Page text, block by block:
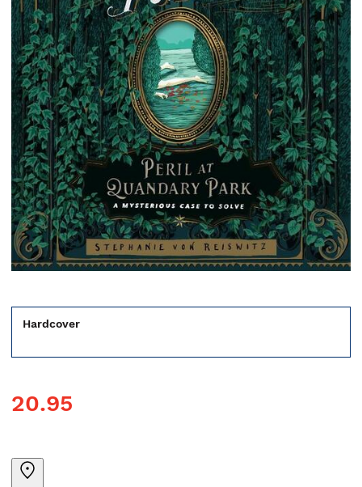
Hardcover
20.95